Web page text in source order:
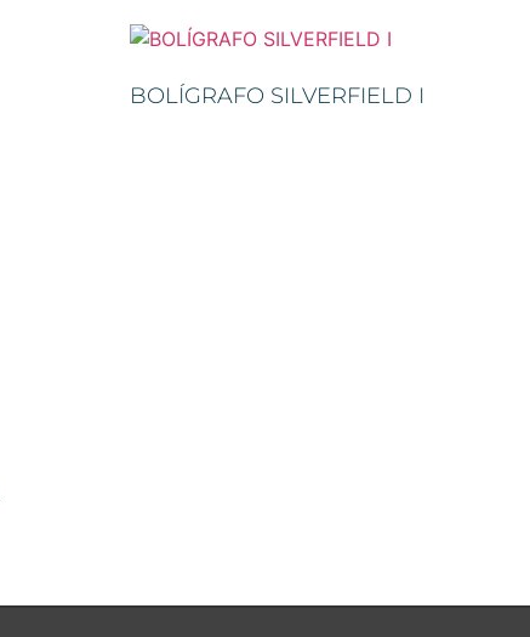
BOLÍGRAFO SILVERFIELD I